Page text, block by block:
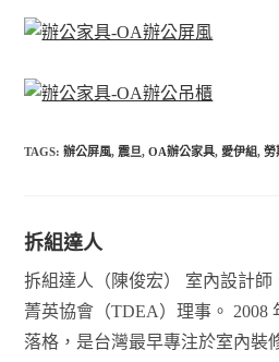
TAGS:辦公屏風, 震旦, OA辦公家具, 愛伊組, 勞
拆組達人
拆組達人（陳俊宏） 室內設計
菁英協會（TDEA）理事。 2008
落格，是台灣最早專注於室內裝